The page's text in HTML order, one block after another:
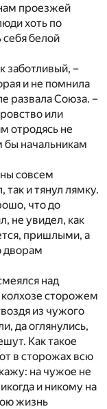
проезжей
хоть по
белой
заботливый, –
и не помнила
развала Союза. –
или
отродясь не
бы начальникам
совсем
и тянул лямку.
что до
не увидел, как
пришлыми, а
дворам
над
сторожем
из чужого
да оглянулись,
Как такое
в сторожах всю
на чужое не
и никому на
жизнь